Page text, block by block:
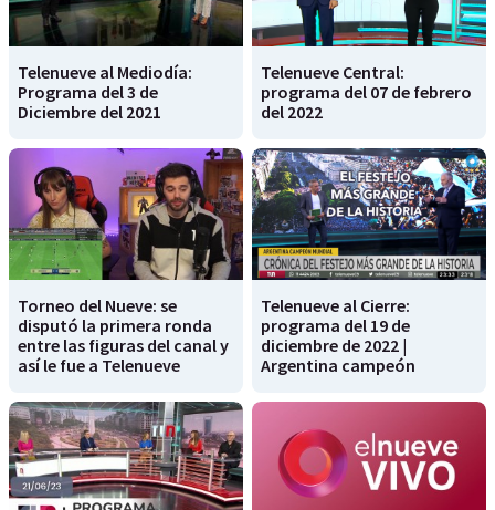
Telenueve al Mediodía:
Programa del 3 de
Diciembre del 2021
Telenueve Central:
programa del 07 de febrero
del 2022
Torneo del Nueve: se
disputó la primera ronda
entre las figuras del canal y
así le fue a Telenueve
Telenueve al Cierre:
programa del 19 de
diciembre de 2022 |
Argentina campeón